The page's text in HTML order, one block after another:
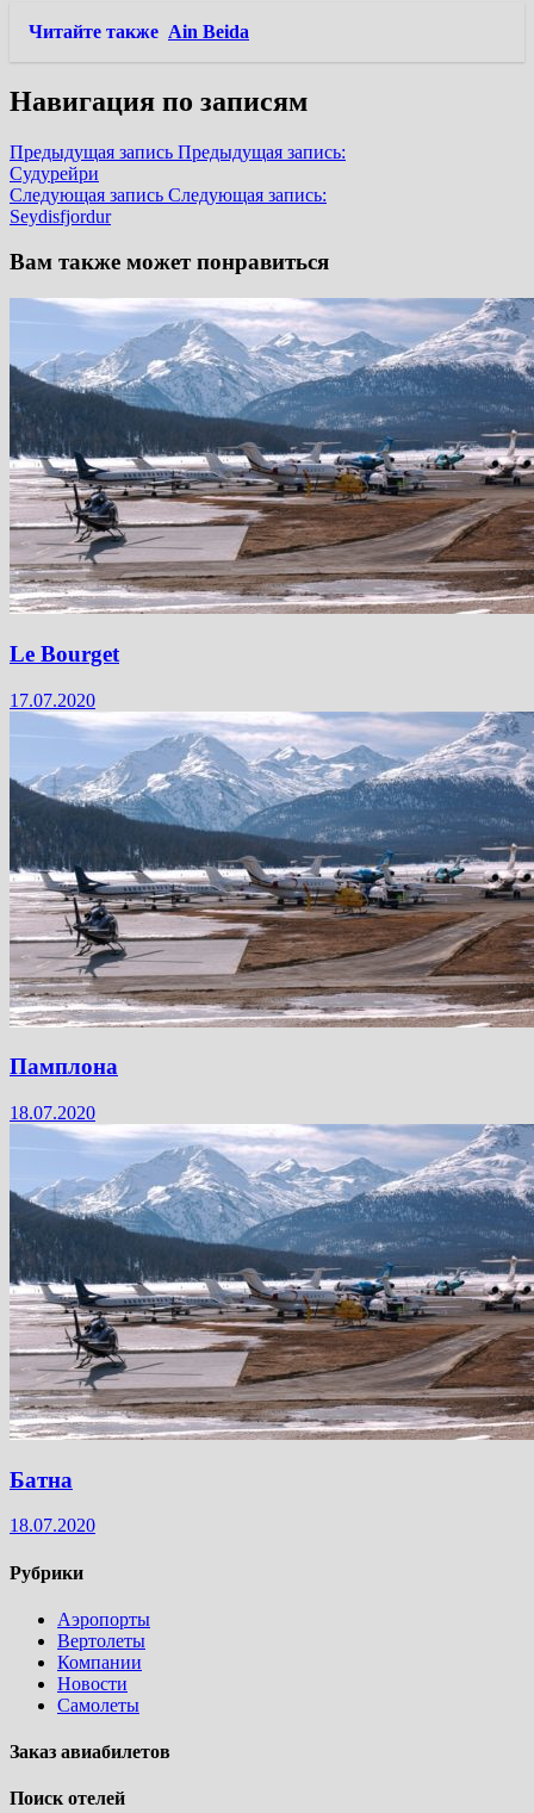
Читайте также Ain Beida
Навигация по записям
Предыдущая запись Предыдущая запись:
Судурейри
Следующая запись Следующая запись:
Seydisfjordur
Вам также может понравиться
Le Bourget
17.07.2020
Памплона
18.07.2020
Батна
18.07.2020
Рубрики
Аэропорты
Вертолеты
Компании
Новости
Самолеты
Заказ авиабилетов
Поиск отелей